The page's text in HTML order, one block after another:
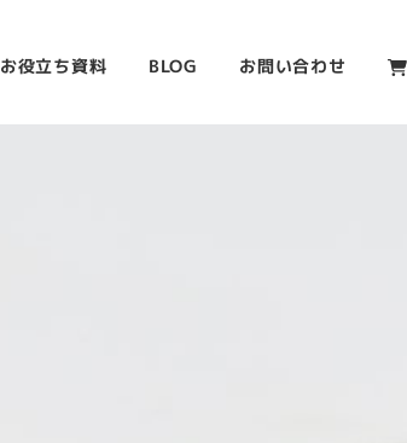
お役立ち資料 BLOG お問い合わせ